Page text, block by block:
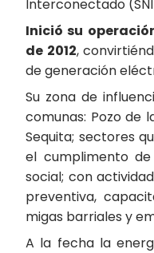
Interconectado
Inició su
de 2012,
de generación
Su zona de
comunas: Pozo de
Sequita; sectores
el cumplimento
social; con
preventiva,
migas barriales y
A la fecha la